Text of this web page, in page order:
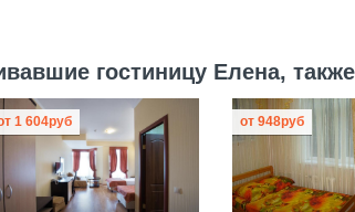
гостиницу Елена,
1 604руб от 948руб